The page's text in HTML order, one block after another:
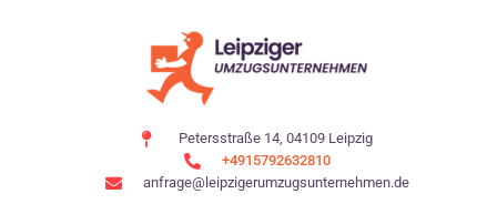
Petersstraße 14, 04109 Leipzig
+4915792632810
anfrage@leipzigerumzugsunternehmen.de